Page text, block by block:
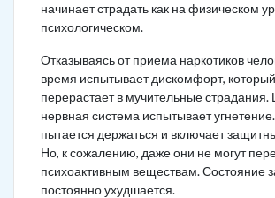
начинает страдать как на физическом
психологическом.
Отказываясь от приема наркотиков
время испытывает дискомфорт,
перерастает в мучительные страдания.
нервная система испытывает
пытается держаться и включает
Но, к сожалению, даже они не могут
психоактивным веществам. Состояние
постоянно ухудшается.